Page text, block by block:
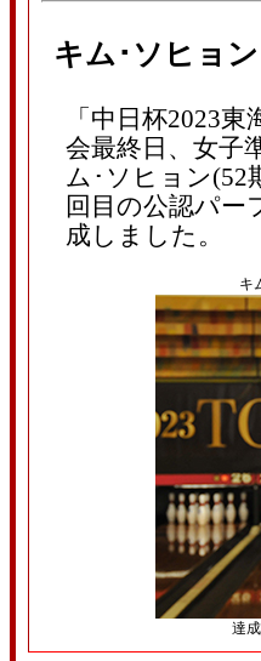
キム･ソヒョ
「中日杯2023
会最終日、女子
ム･ソヒョン(52
回目の公認パー
成しました。
キ
達